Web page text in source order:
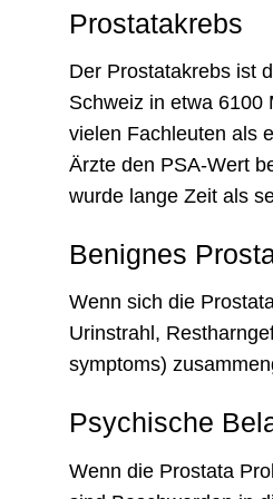
Prostatakrebs
Der Prostatakrebs ist
Schweiz in etwa 6100
vielen Fachleuten als
Ärzte den PSA-Wert
wurde lange Zeit als
Benignes
Wenn sich die
Urinstrahl,
symptoms)
Psychische
Wenn die Prostata